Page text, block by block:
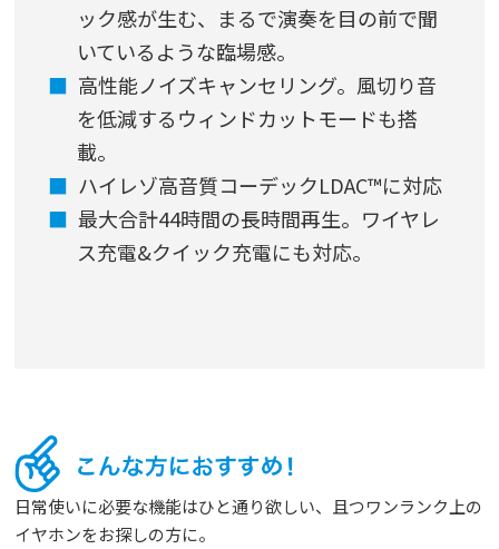
ック感が生む、まるで演奏を目の前で聞
いているような臨場感。
高性能ノイズキャンセリング。風切り音
を低減するウィンドカットモードも搭
載。
ハイレゾ高音質コーデックLDAC™に対応
最大合計44時間の長時間再生。ワイヤレ
ス充電&クイック充電にも対応。
日常使いに必要な機能はひと通り欲しい、且つワンランク上の
イヤホンをお探しの方に。